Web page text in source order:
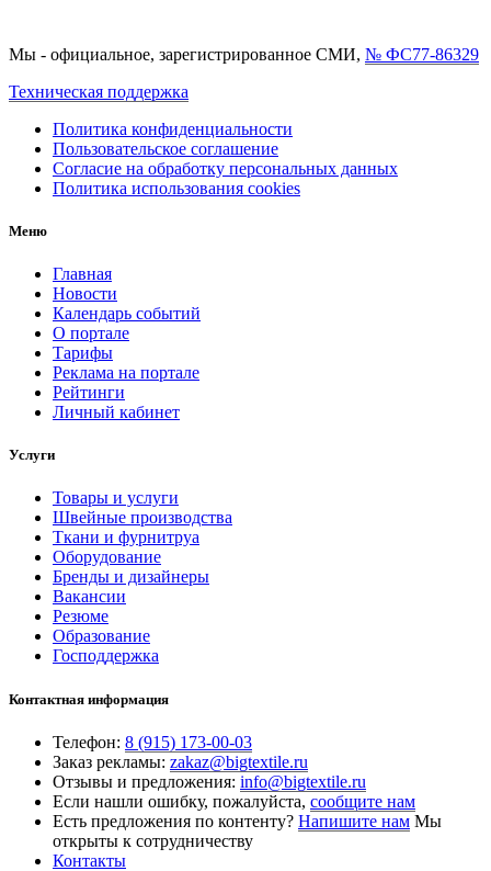
Мы - официальное, зарегистрированное СМИ, № ФС77-86329
Техническая поддержка
Политика конфиденциальности
Пользовательское соглашение
Согласие на обработку персональных данных
Политика использования cookies
Меню
Главная
Новости
Календарь событий
О портале
Тарифы
Реклама на портале
Рейтинги
Личный кабинет
Услуги
Товары и услуги
Швейные производства
Ткани и фурнитруа
Оборудование
Бренды и дизайнеры
Вакансии
Резюме
Образование
Господдержка
Контактная информация
Телефон: 8 (915) 173-00-03
Заказ рекламы: zakaz@bigtextile.ru
Отзывы и предложения: info@bigtextile.ru
Если нашли ошибку, пожалуйста, сообщите нам
Есть предложения по контенту? Напишите нам Мы
открыты к сотрудничеству
Контакты